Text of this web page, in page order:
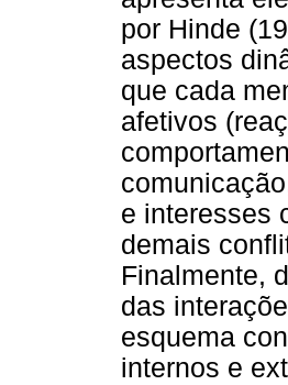
por Hinde
aspectos
que cada
afetivos
e interesses
demais
Finalmente,
das
esquema
internos e